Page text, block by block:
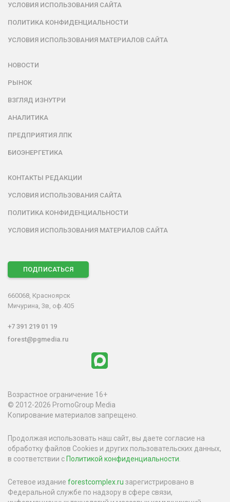
УСЛОВИЯ ИСПОЛЬЗОВАНИЯ САЙТА
ПОЛИТИКА КОНФИДЕНЦИАЛЬНОСТИ
УСЛОВИЯ ИСПОЛЬЗОВАНИЯ МАТЕРИАЛОВ САЙТА
НОВОСТИ
РЫНОК
ВЗГЛЯД ИЗНУТРИ
АНАЛИТИКА
ПРЕДПРИЯТИЯ ЛПК
БИОЭНЕРГЕТИКА
КОНТАКТЫ РЕДАКЦИИ
УСЛОВИЯ ИСПОЛЬЗОВАНИЯ САЙТА
ПОЛИТИКА КОНФИДЕНЦИАЛЬНОСТИ
УСЛОВИЯ ИСПОЛЬЗОВАНИЯ МАТЕРИАЛОВ САЙТА
ПОДПИСАТЬСЯ
660068, Красноярск
Мичурина, 3в, оф.405
+7 391 219 01 19
forest@pgmedia.ru
Возрастное ограничение 16+
© 2012-2026 PromoGroup Media
Копирование материалов запрещено.
Продолжая использовать наш сайт, вы даете согласие на
обработку файлов Cookies и других пользовательских данных,
в соответствии с Политикой конфиденциальности
Сетевое издание forestcomplex.ru зарегистрировано в
Федеральной службе по надзору в сфере связи,